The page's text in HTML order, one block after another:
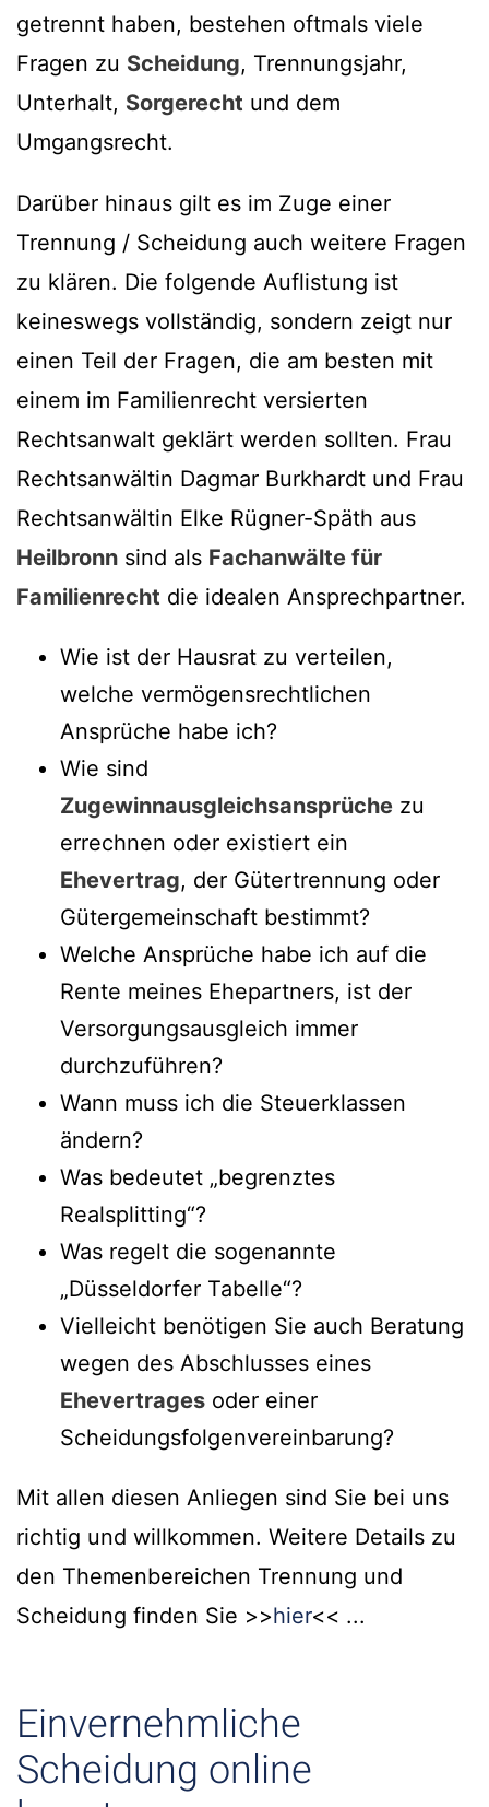
getrennt haben, bestehen oftmals viele
Fragen zu Scheidung, Trennungsjahr,
Unterhalt, Sorgerecht und dem
Umgangsrecht.
Darüber hinaus gilt es im Zuge einer
Trennung / Scheidung auch weitere Fragen
zu klären. Die folgende Auflistung ist
keineswegs vollständig, sondern zeigt nur
einen Teil der Fragen, die am besten mit
einem im Familienrecht versierten
Rechtsanwalt geklärt werden sollten. Frau
Rechtsanwältin Dagmar Burkhardt und Frau
Rechtsanwältin Elke Rügner-Späth aus
Heilbronn sind als Fachanwälte für
Familienrecht die idealen Ansprechpartner.
Wie ist der Hausrat zu verteilen,
welche vermögensrechtlichen
Ansprüche habe ich?
Wie sind
Zugewinnausgleichsansprüche zu
errechnen oder existiert ein
Ehevertrag, der Gütertrennung oder
Gütergemeinschaft bestimmt?
Welche Ansprüche habe ich auf die
Rente meines Ehepartners, ist der
Versorgungsausgleich immer
durchzuführen?
Wann muss ich die Steuerklassen
ändern?
Was bedeutet „begrenztes
Realsplitting“?
Was regelt die sogenannte
„Düsseldorfer Tabelle“?
Vielleicht benötigen Sie auch Beratung
wegen des Abschlusses eines
Ehevertrages oder einer
Scheidungsfolgenvereinbarung?
Mit allen diesen Anliegen sind Sie bei uns
richtig und willkommen. Weitere Details zu
den Themenbereichen Trennung und
Scheidung finden Sie >>hier<< ...
Einvernehmliche
Scheidung online